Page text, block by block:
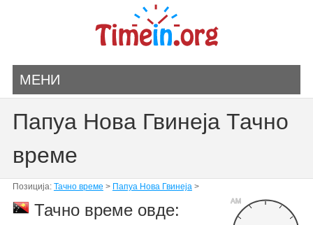
МЕНИ
Папуа Нова Гвинеја Тачно
време
Позиција: Тачно време > Папуа Нова Гвинеја>
AM
Тачно време овде: